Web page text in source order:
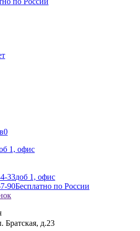
0
1, офис
33доб 1, офис
90Бесплатно по России
Братская, д.23